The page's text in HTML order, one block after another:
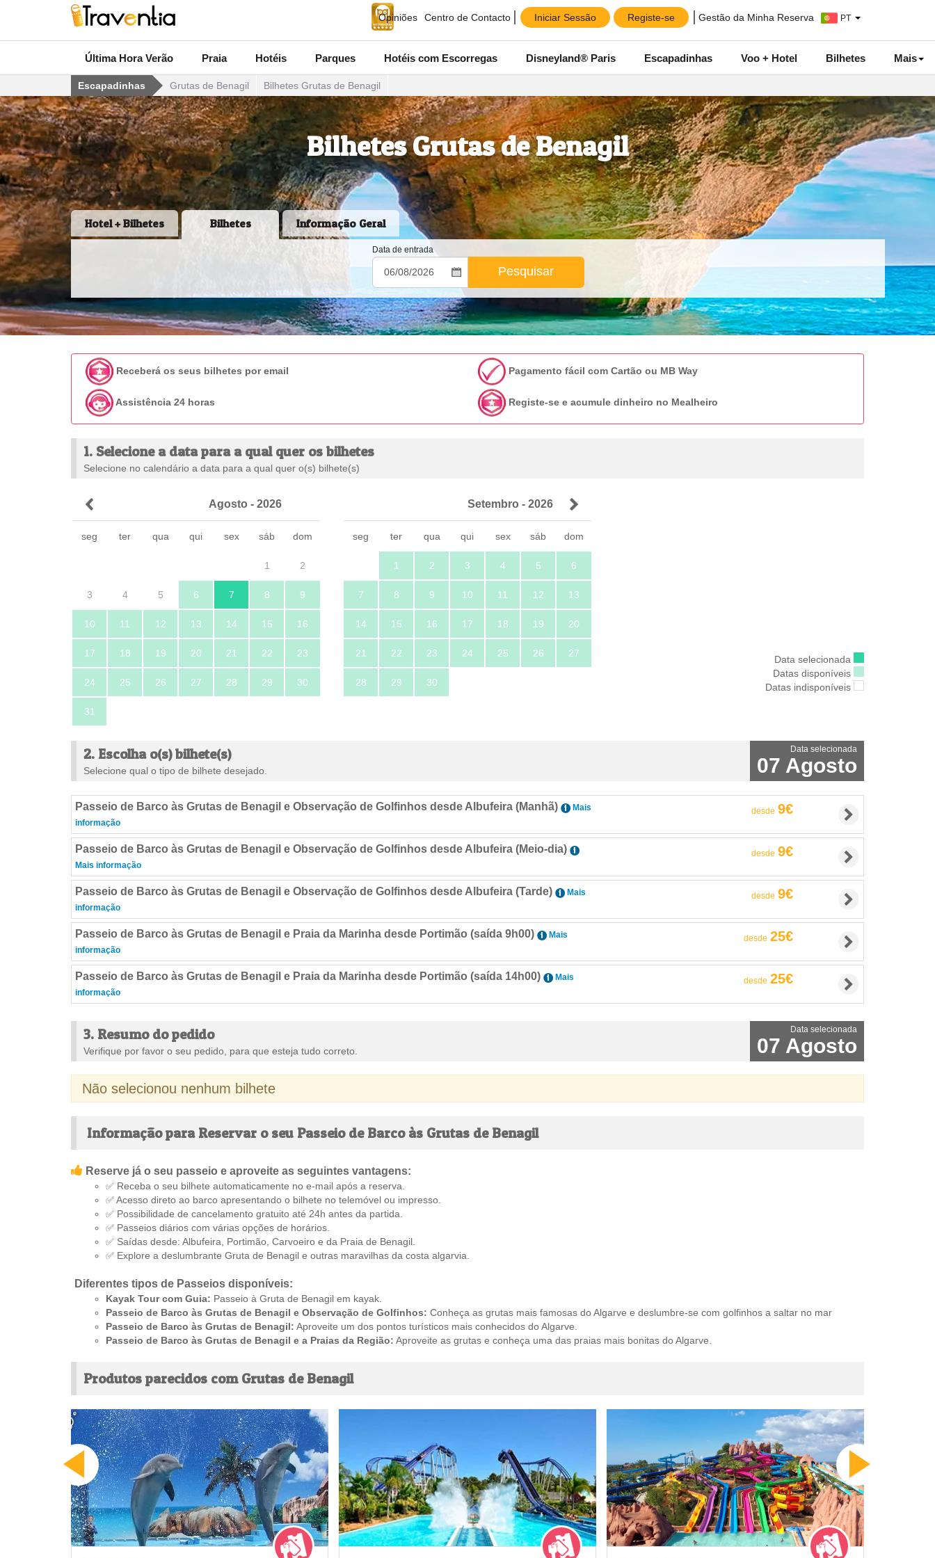
Opiniões Centro de Contacto Iniciar Sessão Registe-se Gestão da Minha Reserva PT
Última Hora Verão Praia Hotéis Parques Hotéis com Escorregas Disneyland® Paris Escapadinhas Voo + Hotel Bilhetes Mais
Escapadinhas Bilhetes Grutas de Benagil
Grutas de Benagil
Bilhetes Grutas de Benagil
Hotel + Bilhetes Bilhetes Informação Geral
Data de entrada
Pesquisar
Receberá os seus bilhetes por email Pagamento fácil com Cartão ou MB Way
Assistência 24 horas Registe-se e acumule dinheiro no Mealheiro
1. Selecione a data para a qual quer os bilhetes
Selecione no calendário a data para a qual quer o(s) bilhete(s)
Agosto - 2026
seg ter qua qui sex sáb dom
1 2
3 4 5 6 7 8 9
10 11 12 13 14 15 16
17 18 19 20 21 22 23
24 25 26 27 28 29 30
31
Setembro - 2026
seg ter qua qui sex sáb dom
1 2 3 4 5 6
7 8 9 10 11 12 13
14 15 16 17 18 19 20
21 22 23 24 25 26 27
28 29 30
Data selecionada
Datas disponíveis
Datas indisponíveis
2. Escolha o(s) bilhete(s)
Selecione qual o tipo de bilhete desejado.
Data selecionada
07 Agosto
Passeio de Barco às Grutas de Benagil e Observação de Golfinhos desde Albufeira (Manhã)
Mais
informação
desde 9€
Passeio de Barco às Grutas de Benagil e Observação de Golfinhos desde Albufeira (Meio-dia)
Mais informação
desde 9€
Passeio de Barco às Grutas de Benagil e Observação de Golfinhos desde Albufeira (Tarde)
Mais
informação
desde 9€
Passeio de Barco às Grutas de Benagil e Praia da Marinha desde Portimão (saída 9h00)
Mais
informação
desde 25€
Passeio de Barco às Grutas de Benagil e Praia da Marinha desde Portimão (saída 14h00)
Mais
informação
desde 25€
3. Resumo do pedido
Verifique por favor o seu pedido, para que esteja tudo correto.
Data selecionada
07 Agosto
Não selecionou nenhum bilhete
Informação para Reservar o seu Passeio de Barco às Grutas de Benagil
Reserve já o seu passeio e aproveite as seguintes vantagens:
✅ Receba o seu bilhete automaticamente no e-mail após a reserva.
✅ Acesso direto ao barco apresentando o bilhete no telemóvel ou impresso.
✅ Possibilidade de cancelamento gratuito até 24h antes da partida.
✅ Passeios diários com várias opções de horários.
✅ Saídas desde: Albufeira, Portimão, Carvoeiro e da Praia de Benagil.
✅ Explore a deslumbrante Gruta de Benagil e outras maravilhas da costa algarvia.
Diferentes tipos de Passeios disponíveis:
Kayak Tour com Guia: Passeio à Gruta de Benagil em kayak.
Passeio de Barco às Grutas de Benagil e Observação de Golfinhos: Conheça as grutas mais famosas do Algarve e deslumbre-se com golfinhos a saltar no mar
Passeio de Barco às Grutas de Benagil: Aproveite um dos pontos turísticos mais conhecidos do Algarve.
Passeio de Barco às Grutas de Benagil e a Praias da Região: Aproveite as grutas e conheça uma das praias mais bonitas do Algarve.
Produtos parecidos com Grutas de Benagil